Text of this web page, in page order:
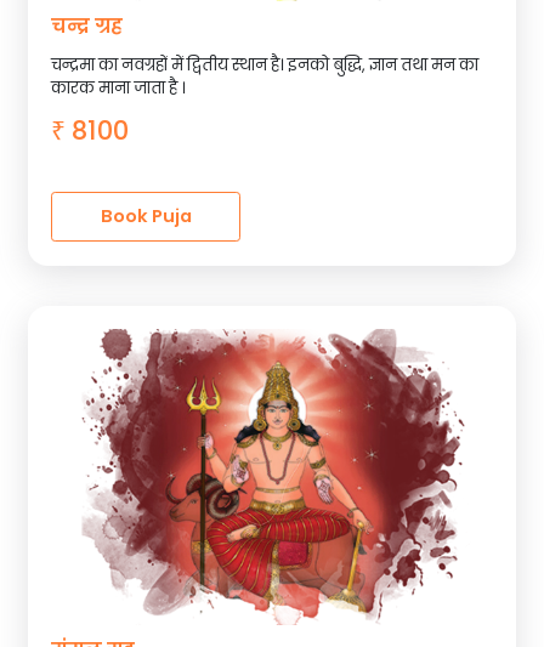
चन्द्र ग्रह
चन्द्रमा का नवग्रहों में द्वितीय स्थान है। इनको बुद्धि, ज्ञान तथा मन का
कारक माना जाता है ।
₹ 8100
Book Puja